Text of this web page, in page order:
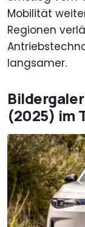
Mobilität
Regionen
langsamer.
(2025) im